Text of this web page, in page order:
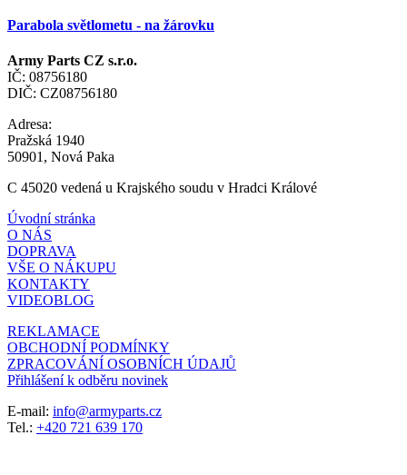
Parabola světlometu - na žárovku
Army Parts CZ s.r.o.
IČ: 08756180
DIČ: CZ08756180
Adresa:
Pražská 1940
50901, Nová Paka
C 45020 vedená u Krajského soudu v Hradci Králové
Úvodní stránka
O NÁS
DOPRAVA
VŠE O NÁKUPU
KONTAKTY
VIDEOBLOG
REKLAMACE
OBCHODNÍ PODMÍNKY
ZPRACOVÁNÍ OSOBNÍCH ÚDAJŮ
Přihlášení k odběru novinek
E-mail: info@armyparts.cz
Tel.: +420 721 639 170